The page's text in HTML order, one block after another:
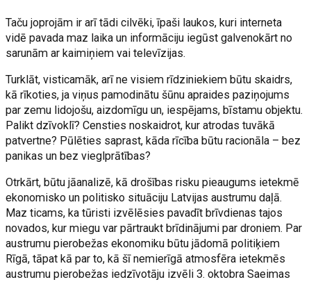
Taču joprojām ir arī tādi cilvēki, īpaši laukos, kuri interneta
vidē pavada maz laika un informāciju iegūst galvenokārt no
sarunām ar kaimiņiem vai televīzijas.
Turklāt, visticamāk, arī ne visiem rīdziniekiem būtu skaidrs,
kā rīkoties, ja viņus pamodinātu šūnu apraides paziņojums
par zemu lidojošu, aizdomīgu un, iespējams, bīstamu objektu.
Palikt dzīvoklī? Censties noskaidrot, kur atrodas tuvākā
patvertne? Pūlēties saprast, kāda rīcība būtu racionāla – bez
panikas un bez vieglprātības?
Otrkārt, būtu jāanalizē, kā drošības risku pieaugums ietekmē
ekonomisko un politisko situāciju Latvijas austrumu daļā.
Maz ticams, ka tūristi izvēlēsies pavadīt brīvdienas tajos
novados, kur miegu var pārtraukt brīdinājumi par droniem. Par
austrumu pierobežas ekonomiku būtu jādomā politiķiem
Rīgā, tāpat kā par to, kā šī nemierīgā atmosfēra ietekmēs
austrumu pierobežas iedzīvotāju izvēli 3. oktobra Saeimas